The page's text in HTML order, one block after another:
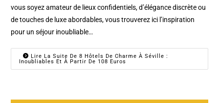
vous soyez amateur de lieux confidentiels, d’élégance discrète ou
de touches de luxe abordables, vous trouverez ici l’inspiration
pour un séjour inoubliable…
Lire La Suite De 8 Hôtels De Charme À Séville :
Inoubliables Et À Partir De 108 Euros